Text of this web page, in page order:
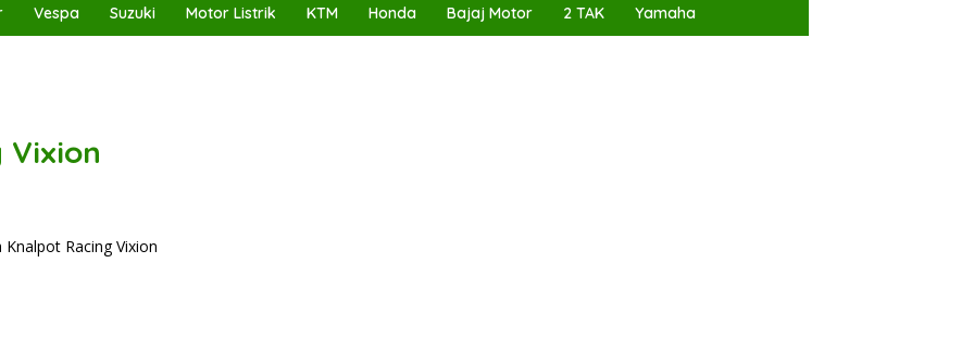
Vespa Suzuki Motor Listrik KTM Honda Bajaj Motor 2 TAK Yamaha
Vixion